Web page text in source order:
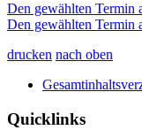
Den gewählten Termin
Den gewählten Termin
drucken nach oben
Quicklinks